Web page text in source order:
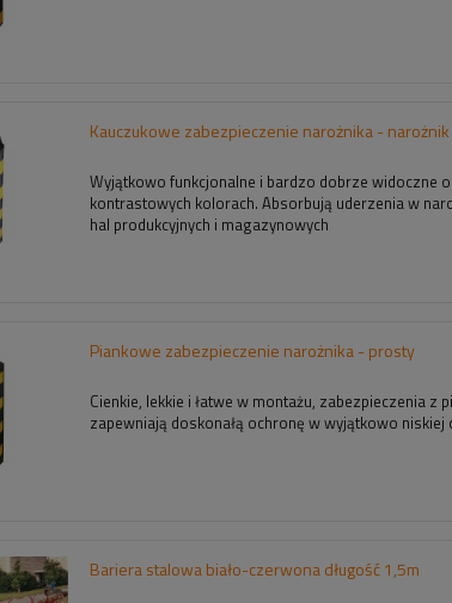
Kauczukowe zabezpieczenie narożnika -
Wyjątkowo funkcjonalne i bardzo dobrze widoczne
kontrastowych kolorach. Absorbują uderzenia w
hal produkcyjnych i magazynowych
Piankowe zabezpieczenie narożnika - prosty
Cienkie, lekkie i łatwe w montażu, zabezpieczenia z
zapewniają doskonałą ochronę w wyjątkowo niskiej
Bariera stalowa biało-czerwona długość 1,5m